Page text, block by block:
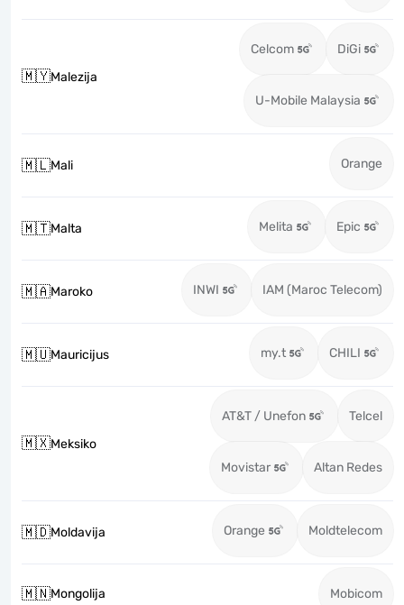
🇲🇾Malezija
Celcom DiGi
U-Mobile Malaysia
🇲🇱Mali Orange
🇲🇹Malta Melita Epic
🇲🇦Maroko INWI IAM (Maroc Telecom)
🇲🇺Mauricijus my.t CHILI
🇲🇽Meksiko
AT&T / Unefon Telcel
Movistar Altan Redes
🇲🇩Moldavija Orange Moldtelecom
🇲🇳Mongolija Mobicom